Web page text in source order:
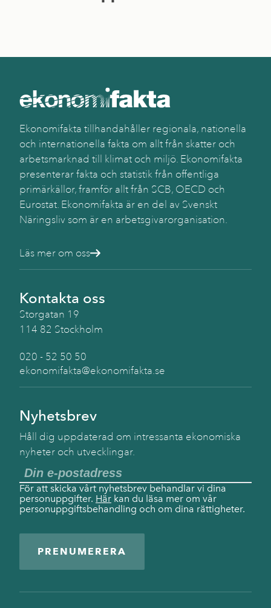
Ekonomifakta tillhandahåller regionala, nationella
och internationella fakta om allt från skatter och
arbetsmarknad till klimat och miljö. Ekonomifakta
presenterar fakta och statistik från offentliga
primärkällor, framför allt från SCB, OECD och
Eurostat. Ekonomifakta är en del av Svenskt
Näringsliv som är en arbetsgivarorganisation.
Läs mer om oss
Kontakta oss
Storgatan 19
114 82 Stockholm
020 - 52 50 50
ekonomifakta@ekonomifakta.se
Nyhetsbrev
Håll dig uppdaterad om intressanta ekonomiska
nyheter och utvecklingar.
För att skicka vårt nyhetsbrev behandlar vi dina
personuppgifter. Här kan du läsa mer om vår
personuppgiftsbehandling och om dina rättigheter.
PRENUMERERA